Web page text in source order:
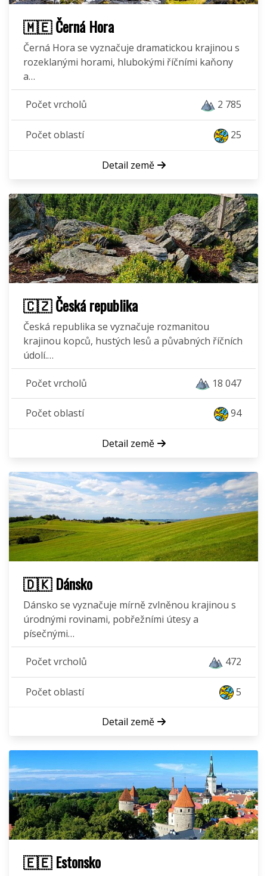
🇲🇪 Černá Hora
Černá Hora se vyznačuje dramatickou krajinou s
rozeklanými horami, hlubokými říčními kaňony
a…
Počet vrcholů 2 785
Počet oblastí 25
Detail země
🇨🇿 Česká republika
Česká republika se vyznačuje rozmanitou
krajinou kopců, hustých lesů a půvabných říčních
údolí.…
Počet vrcholů 18 047
Počet oblastí 94
Detail země
🇩🇰 Dánsko
Dánsko se vyznačuje mírně zvlněnou krajinou s
úrodnými rovinami, pobřežními útesy a
písečnými…
Počet vrcholů 472
Počet oblastí 5
Detail země
🇪🇪 Estonsko